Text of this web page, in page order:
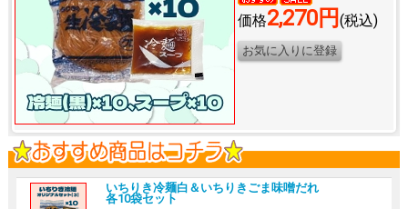
価格2,270円 (税込)
いちりき冷麺白＆いちりきごま味噌だれ
各10袋セット